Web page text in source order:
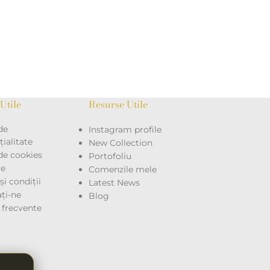
cookies
condiții
ne
Resurse Utile
Instagram profile
New Collection
Portofoliu
Comenzile mele
Latest News
Blog